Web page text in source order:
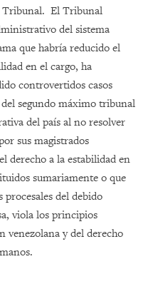
Tribunal. El Tribunal
del sistema
que habría reducido el
en el cargo, ha
controvertidos casos
segundo máximo tribunal
del país al no resolver
sus magistrados
derecho a la estabilidad en
sumariamente o que
procesales del debido
viola los principios
venezolana y del derecho